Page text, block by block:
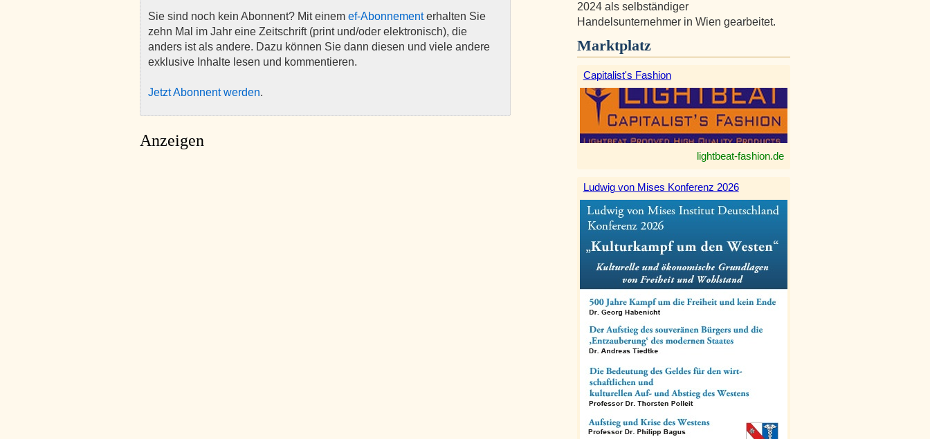
Sie sind noch kein Abonnent? Mit einem ef-Abonnementerhalten Sie
zehn Mal im Jahr eine Zeitschrift (print und/oder elektronisch), die
anders ist als andere. Dazu können Sie dann diesen und viele andere
exklusive Inhalte lesen und kommentieren.
Jetzt Abonnent werden.
Anzeigen
2024 als selbständiger
Handelsunternehmer in Wien gearbeitet.
Marktplatz
Capitalist's Fashion
lightbeat-fashion.de
Ludwig von Mises Konferenz 2026